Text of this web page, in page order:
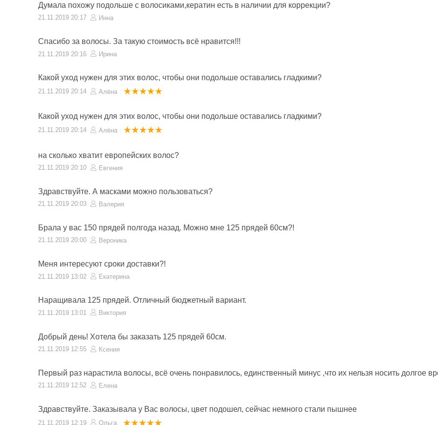
Думала похожу подольше с волосиками,кератин есть в наличии для коррекции?
21.11.2019 20:17 Инна
Спасибо за волосы. За такую стоимость всё нравится!!!
21.11.2019 20:16 Ирина
Какой уход нужен для этих волос, чтобы они подольше оставались гладкими?
21.11.2019 20:14 Алёна
Какой уход нужен для этих волос, чтобы они подольше оставались гладкими?
21.11.2019 20:14 Алёна
на сколько хватит европейских волос?
21.11.2019 20:10 Евгения
Здравствуйте. А масками можно пользоваться?
21.11.2019 20:03 Валерия
Брала у вас 150 прядей полгода назад. Можно мне 125 прядей 60см?!
21.11.2019 20:00 Вероника
Меня интересуют сроки доставки?!
21.11.2019 13:02 Екатерина
Наращивала 125 прядей. Отличный бюджетный вариант.
21.11.2019 13:01 Виктория
Добрый день! Хотела бы заказать 125 прядей 60см.
21.11.2019 12:55 Ксения
Первый раз нарастила волосы, всё очень понравилось, единственный минус ,что их нельзя носить долгое
21.11.2019 12:52 Елена
Здравствуйте. Заказывала у Вас волосы, цвет подошел, сейчас немного стали пышнее
21.11.2019 12:19 Ольга